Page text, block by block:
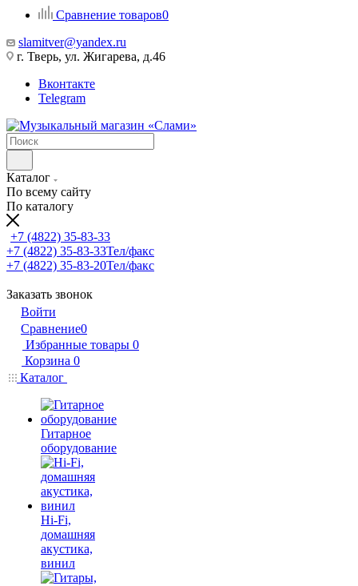
Сравнение товаров0
slamitver@yandex.ru
г. Тверь, ул. Жигарева, д.46
Вконтакте
Telegram
Каталог
По всему сайту
По каталогу
+7 (4822) 35-83-33
+7 (4822) 35-83-33Тел/факс
+7 (4822) 35-83-20Тел/факс
Заказать звонок
Войти
Сравнение0
Избранные товары 0
Корзина 0
Каталог
Гитарное
оборудование
Hi-Fi,
домашняя
акустика,
винил